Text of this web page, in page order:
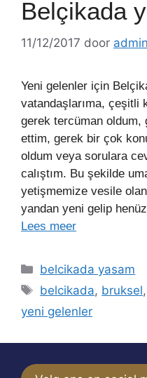
Belçikada
11/12/2017 door
Yeni gelenler için
vatandaşlarıma, çeşitli
gerek tercüman oldum,
ettim, gerek bir çok
oldum veya sorulara
calıştım. Bu şekilde
yetişmemize vesile
yandan yeni gelip
Lees meer
Categorieën
belcikada yasam
Tags
belcikada, bruksel
yeni gelenler